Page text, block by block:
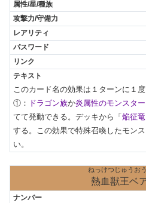
このカード名の効果は１ターンに１度
①： ドラゴン族か炎属性のモンスター
てて発動できる。デッキから「 焔征
する。この効果で特殊召喚したモン
い。
ねっけつじゅうお
熱血獣王ベ